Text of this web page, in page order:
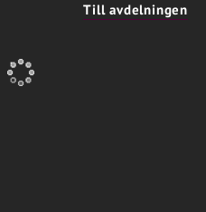
Till avdelningen